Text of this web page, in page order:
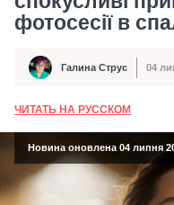
фотосесії в
Автор Галина Струс
Дата публікації 04
ЧИТАТЬ НА РУССКОМ
Новина оновлена 04 липня